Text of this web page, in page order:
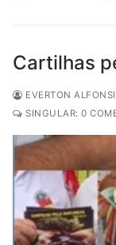
Cartilhas
EVERTON
SINGULAR: 0